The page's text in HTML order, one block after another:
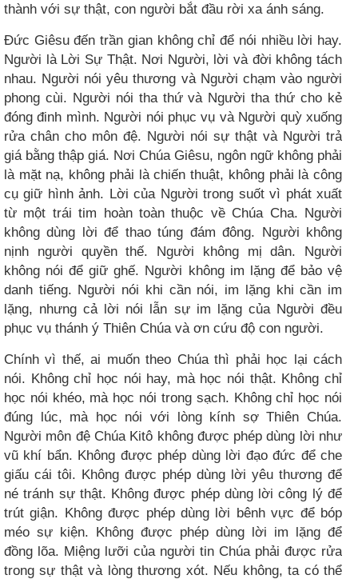
thành với sự thật, con người bắt đầu rời xa ánh sáng.
Đức Giêsu đến trần gian không chỉ để nói nhiều lời hay.
Người là Lời Sự Thật. Nơi Người, lời và đời không tách
nhau. Người nói yêu thương và Người chạm vào người
phong cùi. Người nói tha thứ và Người tha thứ cho kẻ
đóng đinh mình. Người nói phục vụ và Người quỳ xuống
rửa chân cho môn đệ. Người nói sự thật và Người trả
giá bằng thập giá. Nơi Chúa Giêsu, ngôn ngữ không phải
là mặt nạ, không phải là chiến thuật, không phải là công
cụ giữ hình ảnh. Lời của Người trong suốt vì phát xuất
từ một trái tim hoàn toàn thuộc về Chúa Cha. Người
không dùng lời để thao túng đám đông. Người không
nịnh người quyền thế. Người không mị dân. Người
không nói để giữ ghế. Người không im lặng để bảo vệ
danh tiếng. Người nói khi cần nói, im lặng khi cần im
lặng, nhưng cả lời nói lẫn sự im lặng của Người đều
phục vụ thánh ý Thiên Chúa và ơn cứu độ con người.
Chính vì thế, ai muốn theo Chúa thì phải học lại cách
nói. Không chỉ học nói hay, mà học nói thật. Không chỉ
học nói khéo, mà học nói trong sạch. Không chỉ học nói
đúng lúc, mà học nói với lòng kính sợ Thiên Chúa.
Người môn đệ Chúa Kitô không được phép dùng lời như
vũ khí bẩn. Không được phép dùng lời đạo đức để che
giấu cái tôi. Không được phép dùng lời yêu thương để
né tránh sự thật. Không được phép dùng lời công lý để
trút giận. Không được phép dùng lời bênh vực để bóp
méo sự kiện. Không được phép dùng lời im lặng để
đồng lõa. Miệng lưỡi của người tin Chúa phải được rửa
trong sự thật và lòng thương xót. Nếu không, ta có thể